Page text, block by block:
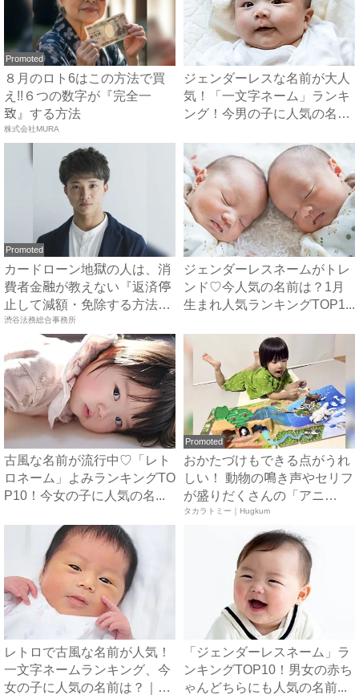
Promoted
８月のロト6はこの方法で買
え!!６つの数字が『完全一
致』する方法
株式会社MURA
ジェンダーレスな名前が大人
気！「一文字ネーム」ランキ
ング！今男の子に人気の名前
Promoted
カードローン地獄の人は、消
費者金融が教えない『返済停
止して減額・免除する方法』
で...
渋谷法務総合事務所
ジェンダーレスネームがトレ
ンド♡今人気の名前は？1月
生まれ人気ランキングTOP1...
古風な名前が流行中♡「レト
ロネーム」よみランキングTO
P10！今女の子に人気の名...
Promoted
おかたづけもできる点がうれ
しい！ 動物の鳴き声やセリフ
が盛りだくさんの「アニ
ア ...
タカラトミー｜Hugkum
レトロで古風な名前が人気！
一文字ネームランキング、今
女の子に人気の名前は？｜ベ
「ジェンダーレスネーム」ラ
ンキングTOP10！男女の赤ち
ゃんどちらにも人気の名前...